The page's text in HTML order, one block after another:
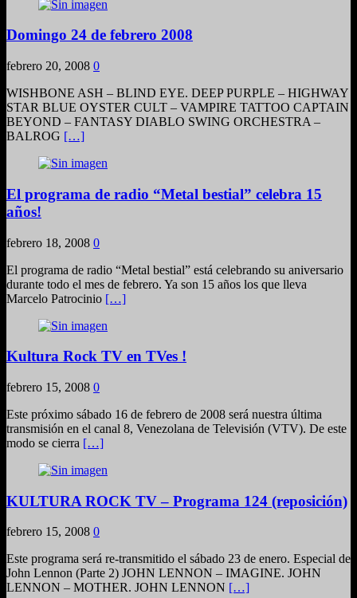
Domingo 24 de febrero 2008
febrero 20, 2008 0
WISHBONE ASH – BLIND EYE. DEEP PURPLE – HIGHWAY
STAR BLUE OYSTER CULT – VAMPIRE TATTOO CAPTAIN
BEYOND – FANTASY DIABLO SWING ORCHESTRA –
BALROG […]
El programa de radio “Metal bestial” celebra 15
años!
febrero 18, 2008 0
El programa de radio “Metal bestial” está celebrando su aniversario
durante todo el mes de febrero. Ya son 15 años los que lleva
Marcelo Patrocinio […]
Kultura Rock TV en TVes !
febrero 15, 2008 0
Este próximo sábado 16 de febrero de 2008 será nuestra última
transmisión en el canal 8, Venezolana de Televisión (VTV). De este
modo se cierra […]
KULTURA ROCK TV – Programa 124 (reposición)
febrero 15, 2008 0
Este programa será re-transmitido el sábado 23 de enero. Especial de
John Lennon (Parte 2) JOHN LENNON – IMAGINE. JOHN
LENNON – MOTHER. JOHN LENNON […]